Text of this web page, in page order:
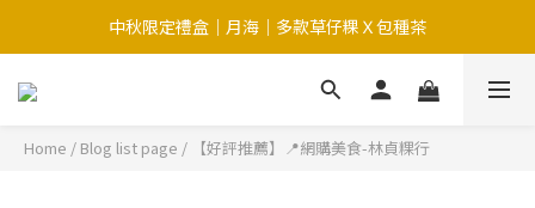
中秋限定-福滿糕 〔預購中〕8/12開始出貨
中秋限定禮盒｜月海｜多款草仔粿Ｘ包種茶
中秋限定-福滿糕 〔預購中〕8/12開始出貨
Home / Blog list page / 【好評推薦】📍網購美食-林貞粿行